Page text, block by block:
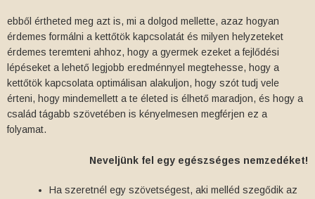
ebből értheted meg azt is, mi a dolgod mellette, azaz hogyan
érdemes formálni a kettőtök kapcsolatát és milyen helyzeteket
érdemes teremteni ahhoz, hogy a gyermek ezeket a fejlődési
lépéseket a lehető legjobb eredménnyel megtehesse, hogy a
kettőtök kapcsolata optimálisan alakuljon, hogy szót tudj vele
érteni, hogy mindemellett a te életed is élhető maradjon, és hogy a
család tágabb szövetében is kényelmesen megférjen ez a
folyamat.
Neveljünk fel egy egészséges nemzedéket!
Ha szeretnél egy szövetségest, aki melléd szegődik az